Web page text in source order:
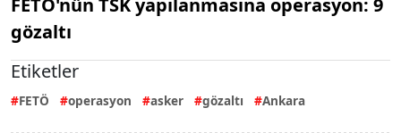
FETÖ'nün TSK yapılanmasına operasyon: 9
gözaltı
Etiketler
FETÖ operasyon asker gözaltı Ankara